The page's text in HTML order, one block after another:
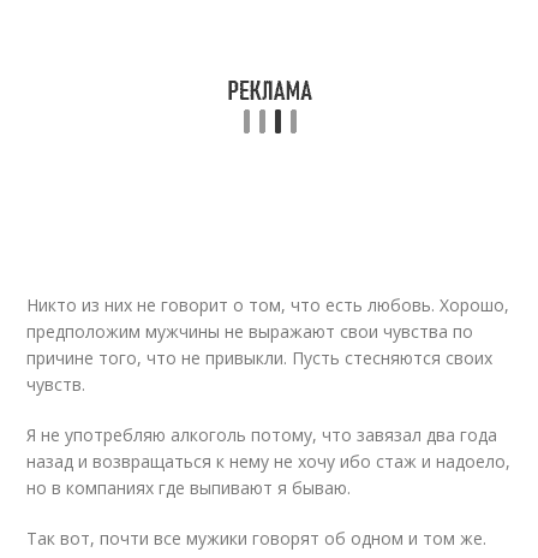
Никто из них не говорит о том, что есть любовь. Хорошо,
предположим мужчины не выражают свои чувства по
причине того, что не привыкли. Пусть стесняются своих
чувств.
Я не употребляю алкоголь потому, что завязал два года
назад и возвращаться к нему не хочу ибо стаж и надоело,
но в компаниях где выпивают я бываю.
Так вот, почти все мужики говорят об одном и том же.